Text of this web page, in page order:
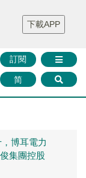
財華證券 媒體矩陣
智庫沙龍
聯絡我們
訂閱
简
下載APP
博耳電力
集團控股